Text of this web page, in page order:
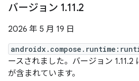
バージョン 1.11.2
2026 年 5 月 19 日
ースされました。バージョン 1.11.2
が含まれています。